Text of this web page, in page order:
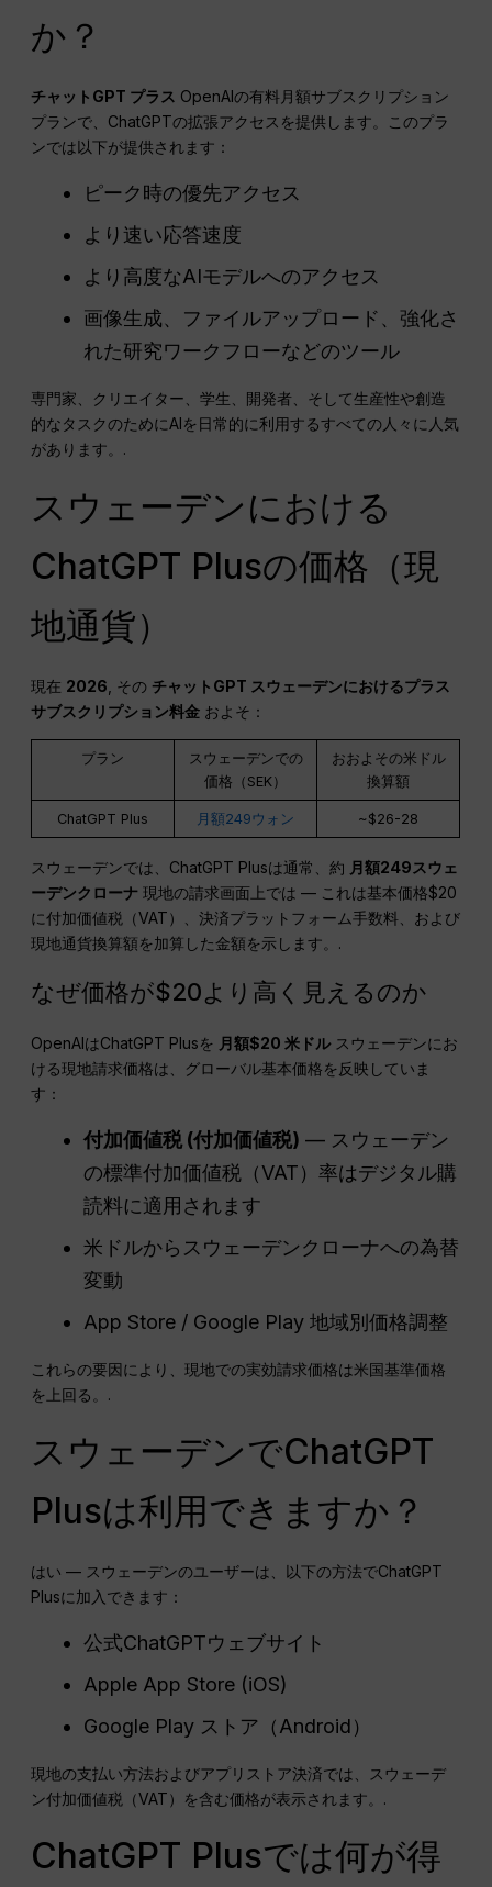
か？
チャットGPT プラス OpenAIの有料月額サブスクリプション
プランで、ChatGPTの拡張アクセスを提供します。このプラ
ンでは以下が提供されます：
ピーク時の優先アクセス
より速い応答速度
より高度なAIモデルへのアクセス
画像生成、ファイルアップロード、強化さ
れた研究ワークフローなどのツール
専門家、クリエイター、学生、開発者、そして生産性や創造
的なタスクのためにAIを日常的に利用するすべての人々に人気
があります。.
スウェーデンにおける
ChatGPT Plusの価格（現
地通貨）
現在 2026 , その チャットGPT スウェーデンにおけるプラス
サブスクリプション料金 およそ：
プラン
スウェーデンでの
価格（SEK）
おおよその米ドル
換算額
ChatGPT Plus 月額249ウォン ~$26-28
スウェーデンでは、ChatGPT Plusは通常、約 月額249スウェ
ーデンクローナ 現地の請求画面上では — これは基本価格$20
に付加価値税（VAT）、決済プラットフォーム手数料、および
現地通貨換算額を加算した金額を示します。.
なぜ価格が$20より高く見えるのか
OpenAIはChatGPT Plusを 月額$20米ドルスウェーデンにお
ける現地請求価格は、グローバル基本価格を反映していま
す：
付加価値税(付加価値税) — スウェーデン
の標準付加価値税（VAT）率はデジタル購
読料に適用されます
米ドルからスウェーデンクローナへの為替
変動
App Store / Google Play 地域別価格調整
これらの要因により、現地での実効請求価格は米国基準価格
を上回る。.
スウェーデンでChatGPT
Plusは利用できますか？
はい — スウェーデンのユーザーは、以下の方法でChatGPT
Plusに加入できます：
公式ChatGPTウェブサイト
Apple App Store (iOS)
Google Play ストア（Android）
現地の支払い方法およびアプリストア決済では、スウェーデ
ン付加価値税（VAT）を含む価格が表示されます。.
ChatGPT Plusでは何が得